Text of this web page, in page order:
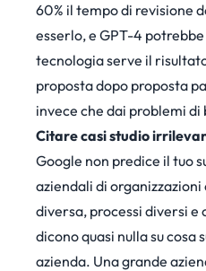
60% il tempo di revisione
esserlo, e GPT-4
tecnologia serve il
proposta dopo proposta
invece che dai problemi di
Citare casi studio
Google non predice il tuo
aziendali di
diversa, processi diversi e
dicono quasi nulla su cosa
azienda. Una grande